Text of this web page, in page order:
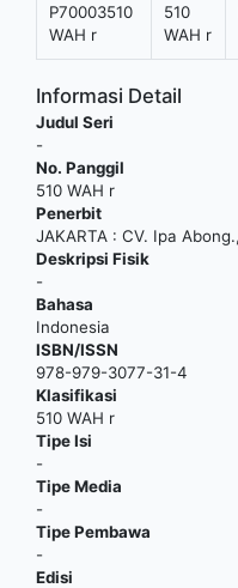
P70003510
WAH r
510
WAH r
Informasi Detail
Judul Seri
-
No. Panggil
510 WAH r
Penerbit
JAKARTA : CV. Ipa Abong.,
Deskripsi Fisik
-
Bahasa
Indonesia
ISBN/ISSN
978-979-3077-31-4
Klasifikasi
510 WAH r
Tipe Isi
-
Tipe Media
-
Tipe Pembawa
-
Edisi